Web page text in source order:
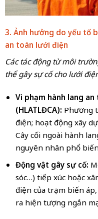
3. Ảnh hưởng do yếu tố
an toàn lưới điện
Các tác động từ môi
thể gây sự cố cho lưới
Vi phạm hành lang
(HLATLĐCA): Phương
điện; hoạt động xây
Cây cối ngoài hành
nguyên nhân phổ
Động vật gây sự cố:
sóc…) tiếp xúc hoặc
điện của trạm biến
ra hiện tượng ngắn